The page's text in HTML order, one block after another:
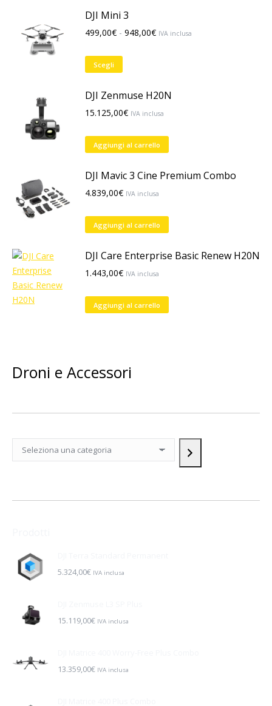
DJI Mini 3
499,00€ - 948,00€Fascia
499,00€
948,00€
IVA inclusa
Scegli
ha
Le
opzioni
essere
scelte
pagina
del
prodotto
DJI Zenmuse H20N
15.125,00€ IVA inclusa
Aggiungi al carrello
DJI Mavic 3 Cine Premium Combo
4.839,00€ IVA inclusa
Aggiungi al carrello
DJI Care Enterprise Basic Renew H20N
1.443,00€ IVA inclusa
Aggiungi al carrello
Droni e Accessori
Seleziona
5.324,00€ IVA inclusa
15.119,00€ IVA inclusa
13.359,00€ IVA inclusa